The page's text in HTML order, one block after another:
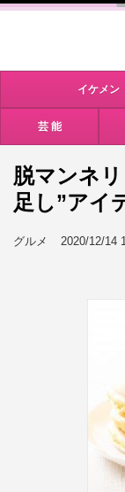
イケメン
芸 能
脱マンネ
足し”アイ
グルメ 2020/12/14